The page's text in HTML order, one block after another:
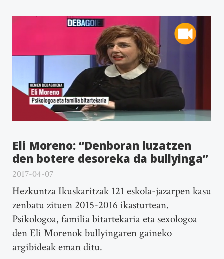
Eli Moreno: “Denboran luzatzen
den botere desoreka da bullyinga”
2017-04-07
Hezkuntza Ikuskaritzak 121 eskola-jazarpen kasu
zenbatu zituen 2015-2016 ikasturtean.
Psikologoa, familia bitartekaria eta sexologoa
den Eli Morenok bullyingaren gaineko
argibideak eman ditu.